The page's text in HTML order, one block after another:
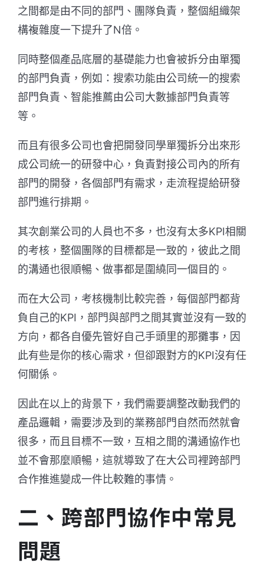
之間都是由不同的部門、團隊負責，整個組織架
構複雜度一下提升了N倍。
同時整個產品底層的基礎能力也會被拆分由單獨
的部門負責，例如：搜索功能由公司統一的搜索
部門負責、智能推薦由公司大數據部門負責等
等。
而且有很多公司也會把開發同學單獨拆分出來形
成公司統一的研發中心，負責對接公司內的所有
部門的開發，各個部門有需求，走流程提給研發
部門進行排期。
其次創業公司的人員也不多，也沒有太多KPI相關
的考核，整個團隊的目標都是一致的，彼此之間
的溝通也很順暢、做事都是圍繞同一個目的。
而在大公司，考核機制比較完善，每個部門都背
負自己的KPI，部門與部門之間其實並沒有一致的
方向，都各自優先管好自己手頭里的那攤事，因
此有些是你的核心需求，但卻跟對方的KPI沒有任
何關係。
因此在以上的背景下，我們需要調整改動我們的
產品邏輯，需要涉及到的業務部門自然而然就會
很多，而且目標不一致，互相之間的溝通協作也
並不會那麼順暢，這就導致了在大公司裡跨部門
合作推進變成一件比較難的事情。
二、跨部門協作中常見
問題